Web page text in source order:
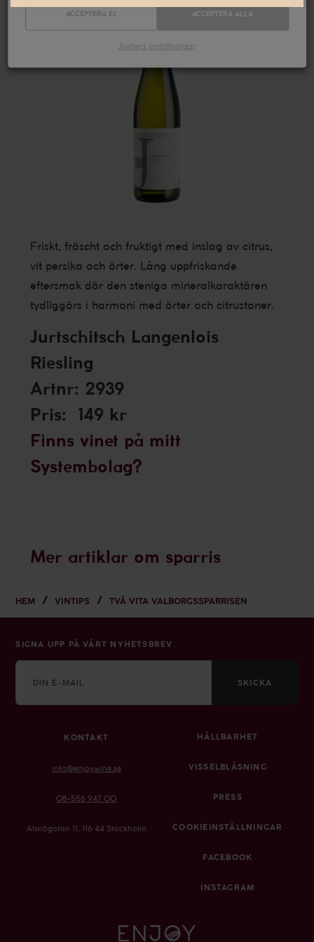
Friskt, fräscht och fruktigt med inslag av citrus,
vit persika och örter. Lång uppfriskande
eftersmak där den steniga mineralkaraktären
tydliggörs i harmoni med örter och citrustoner.
Jurtschitsch Langenlois
Riesling
Artnr: 2939
Pris: 149 kr
Finns vinet på mitt
Systembolag?
Mer artiklar om sparris
HEM VINTIPS TVÅ VITA VALBORGSSPARRISEN
SIGNA UPP PÅ VÅRT NYHETSBREV
mail SKICKA
KONTAKT
info@enjoywine.se
08-556 947 00
Alsnögatan 11, 116 44 Stockholm
HÅLLBARHET
VISSELBLÅSNING
PRESS
COOKIEINSTÄLLNINGAR
FACEBOOK
INSTAGRAM
ACCEPTERA EJ ACCEPTERA ALLA
Justera inställningar